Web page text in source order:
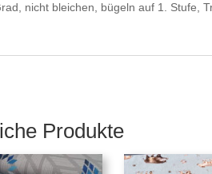
nicht bleichen, bügeln auf 1. Stufe,
Produkte